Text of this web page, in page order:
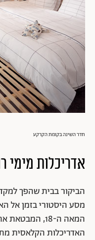
חדר השינה בקומת הקרקע
אדריכלות מימי
הביקור בבית שהפך
מסע היסטורי בזמן אל
המאה ה-18,
האדריכלות הקלאסית